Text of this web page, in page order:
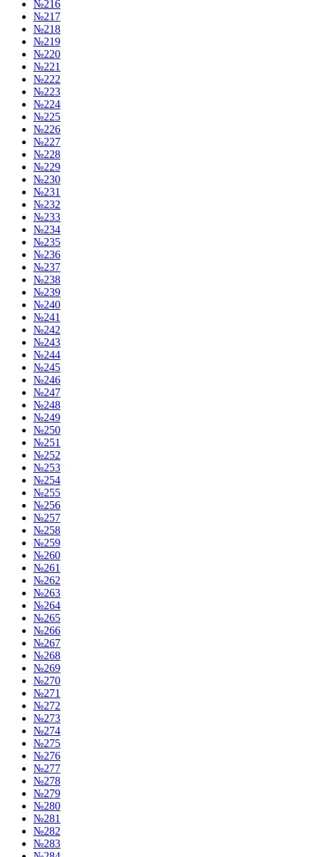
№216
№217
№218
№219
№220
№221
№222
№223
№224
№225
№226
№227
№228
№229
№230
№231
№232
№233
№234
№235
№236
№237
№238
№239
№240
№241
№242
№243
№244
№245
№246
№247
№248
№249
№250
№251
№252
№253
№254
№255
№256
№257
№258
№259
№260
№261
№262
№263
№264
№265
№266
№267
№268
№269
№270
№271
№272
№273
№274
№275
№276
№277
№278
№279
№280
№281
№282
№283